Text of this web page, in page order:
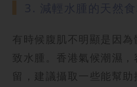
有時候腹肌不明顯是因為
致水腫。香港氣候潮濕
留，建議攝取一些能幫